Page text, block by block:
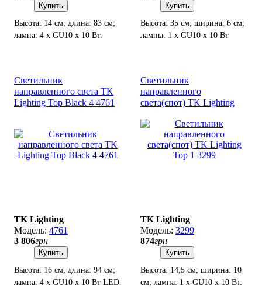
Купить
Высота: 14 см; длина: 83 см;
лампа: 4 х GU10 х 10 Вт.
Купить
Высота: 35 см; ширина: 6 см;
лампы: 1 х GU10 х 10 Вт
Светильник
направленного света TK
Lighting Top Black 4 4761
TK Lighting
4761
3 806грн
Купить
Высота: 16 см; длина: 94 см;
лампа: 4 х GU10 х 10 Вт LED.
Светильник
направленного
света(спот) TK Lighting
TK Lighting
3299
874грн
Купить
Высота: 14,5 см; ширина: 10
см; лампа: 1 х GU10 х 10 Вт.